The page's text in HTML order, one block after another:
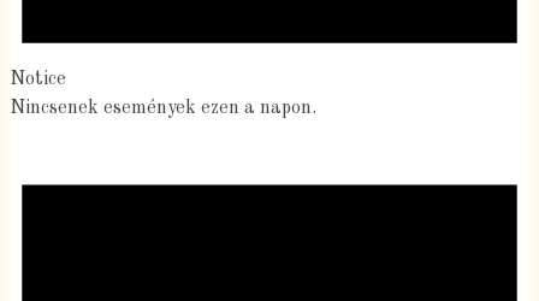
Notice
Nincsenek események ezen a napon.